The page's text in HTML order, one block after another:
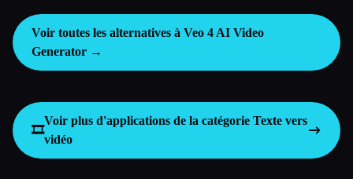
Voir toutes les alternatives à Veo 4 AI Video
Generator →
🎞️
Voir plus d'applications de la catégorie Texte vers
vidéo